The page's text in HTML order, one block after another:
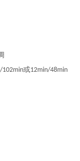
102min或12min/48min